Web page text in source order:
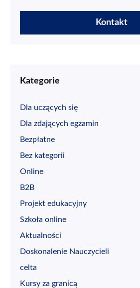
Kontakt
Kategorie
Dla uczących się
Dla zdających egzamin
Bezpłatne
Bez kategorii
Online
B2B
Projekt edukacyjny
Szkoła online
Aktualności
Doskonalenie Nauczycieli
celta
Kursy za granicą